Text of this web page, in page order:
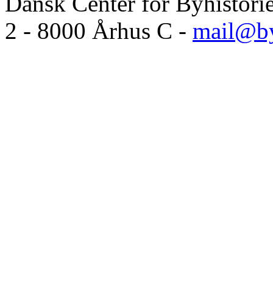
2 - 8000 Århus C -